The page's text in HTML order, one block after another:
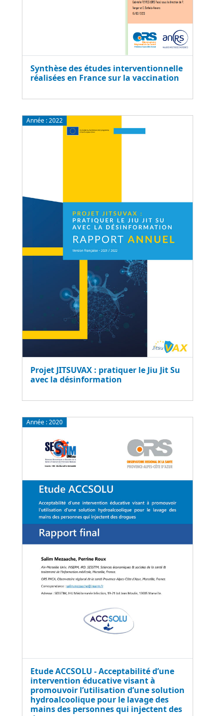
Synthèse des études interventionnelle
réalisées en France sur la vaccination
Année :2022
Projet JITSUVAX : pratiquer le Jiu Jit Su
avec la désinformation
Année :2020
Etude ACCSOLU - Acceptabilité d’une
intervention éducative visant à
promouvoir l’utilisation d’une solution
hydroalcoolique pour le lavage des
mains des personnes qui injectent des